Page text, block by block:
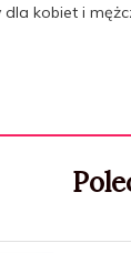
kobiet i